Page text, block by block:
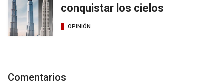
conquistar los cielos
OPINIÓN
Comentarios